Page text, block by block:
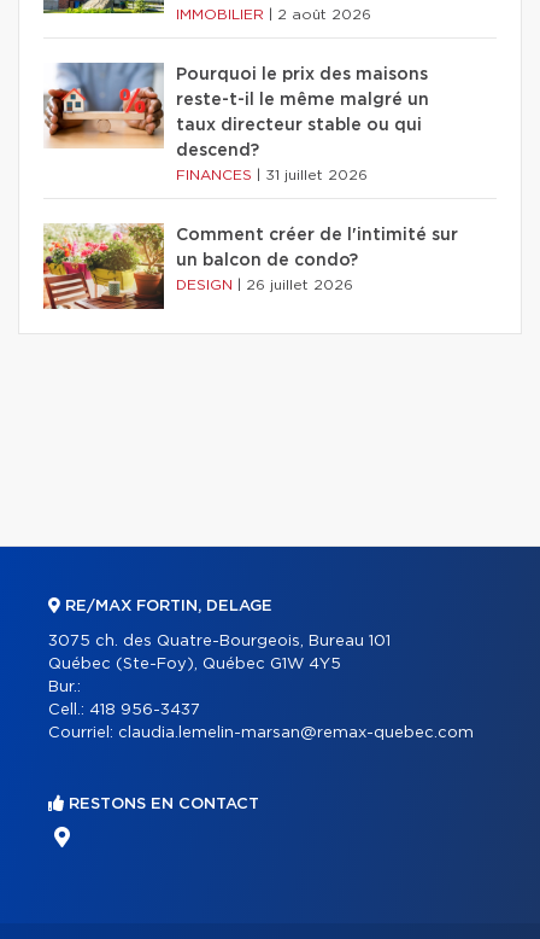
IMMOBILIER 2 août 2026
Pourquoi le prix des maisons
reste-t-il le même malgré un
taux directeur stable ou qui
descend?
FINANCES 31 juillet 2026
Comment créer de l'intimité sur
un balcon de condo?
DESIGN 26 juillet 2026
RE/MAX FORTIN, DELAGE
3075 ch. des Quatre-Bourgeois, Bureau 101
Québec (Ste-Foy), Québec G1W 4Y5
Bur.:
Cell.: 418 956-3437
Courriel: claudia.lemelin-marsan@remax-quebec.com
RESTONS EN CONTACT